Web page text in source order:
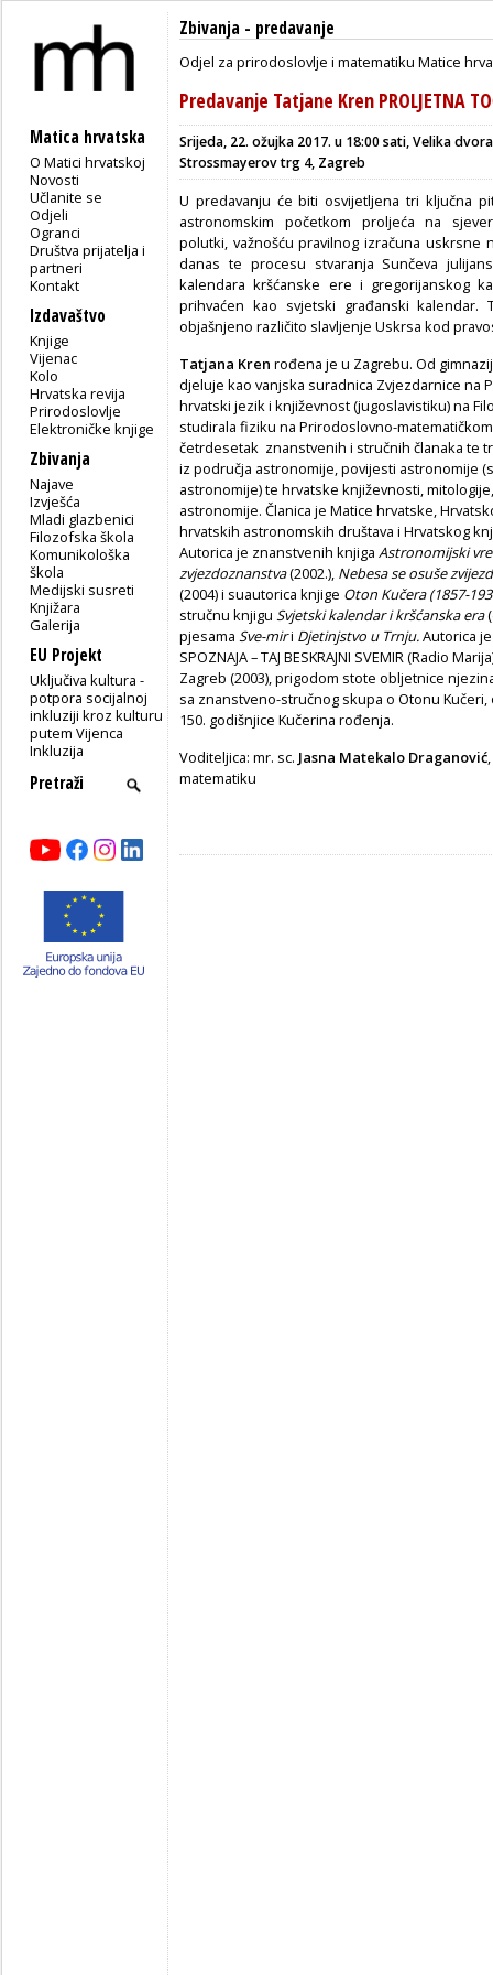
Matica hrvatska
O Matici hrvatskoj
Novosti
Učlanite se
Odjeli
Ogranci
Društva prijatelja i
partneri
Kontakt
Izdavaštvo
Knjige
Vijenac
Kolo
Hrvatska revija
Prirodoslovlje
Elektroničke knjige
Zbivanja
Najave
Izvješća
Mladi glazbenici
Filozofska škola
Komunikološka
škola
Medijski susreti
Knjižara
Galerija
EU Projekt
Uključiva kultura -
potpora socijalnoj
inkluziji kroz kulturu
putem Vijenca
Inkluzija
Zbivanja - predavanje
Odjel za prirodoslovlje i matematiku Matice
Predavanje Tatjane Kren PROLJETNA
Srijeda, 22. ožujka 2017. u 18:00 sati, Velika
Strossmayerov trg 4, Zagreb
U predavanju će biti osvijetljena tri ključna
astronomskim početkom proljeća na
polutki, važnošću pravilnog izračuna uskrsne
danas te procesu stvaranja Sunčeva
kalendara kršćanske ere i gregorijanskog
prihvaćen kao svjetski građanski kalendar.
objašnjeno različito slavljenje Uskrsa kod
Tatjana Kren rođena je u Zagrebu. Od
djeluje kao vanjska suradnica Zvjezdarnice na
hrvatski jezik i književnost (jugoslavistiku) na
studirala fiziku na Prirodoslovno-
četrdesetak znanstvenih i stručnih članaka te
iz područja astronomije, povijesti astronomije
astronomije) te hrvatske književnosti,
astronomije. Članica je Matice hrvatske,
hrvatskih astronomskih društava i Hrvatskog
Autorica je znanstvenih knjiga Astronomijski
zvjezdoznanstva(2002.), Nebesa se osuše
(2004) i suautorica knjige Oton Kučera (1857-
stručnu knjigu Svjetski kalendar i kršćanska era
pjesama Sve-miri Djetinjstvo u Trnju.Autorica
SPOZNAJA – TAJ BESKRAJNI SVEMIR (Radio
Zagreb (2003), prigodom stote obljetnice
sa znanstveno-stručnog skupa o Otonu
150. godišnjice Kučerina rođenja.
Voditeljica: mr. sc. Jasna Matekalo Draganović
matematiku